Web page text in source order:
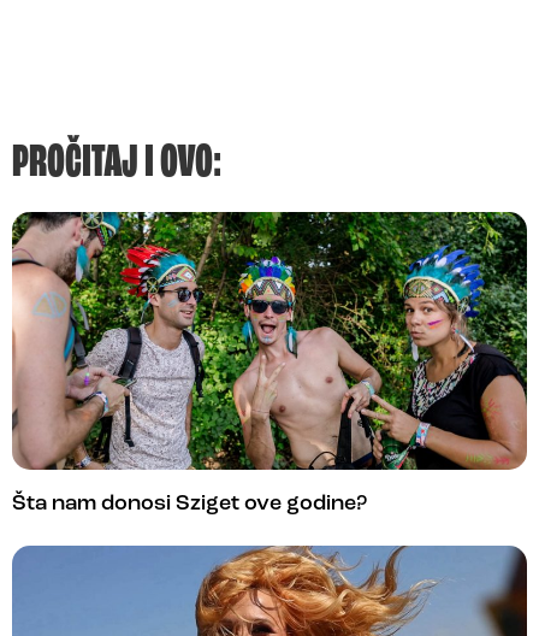
PROČITAJ I OVO:
Šta nam donosi Sziget ove godine?